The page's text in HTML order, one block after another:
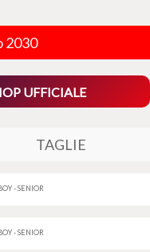
2030
UFFICIALE
TAGLIE
- SENIOR
- SENIOR